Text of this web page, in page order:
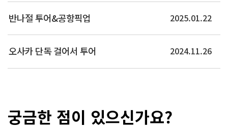
반나절 투어&공항픽업 2025.01.22
오사카 단독 걸어서 투어 2024.11.26
궁금한 점이 있으신가요?